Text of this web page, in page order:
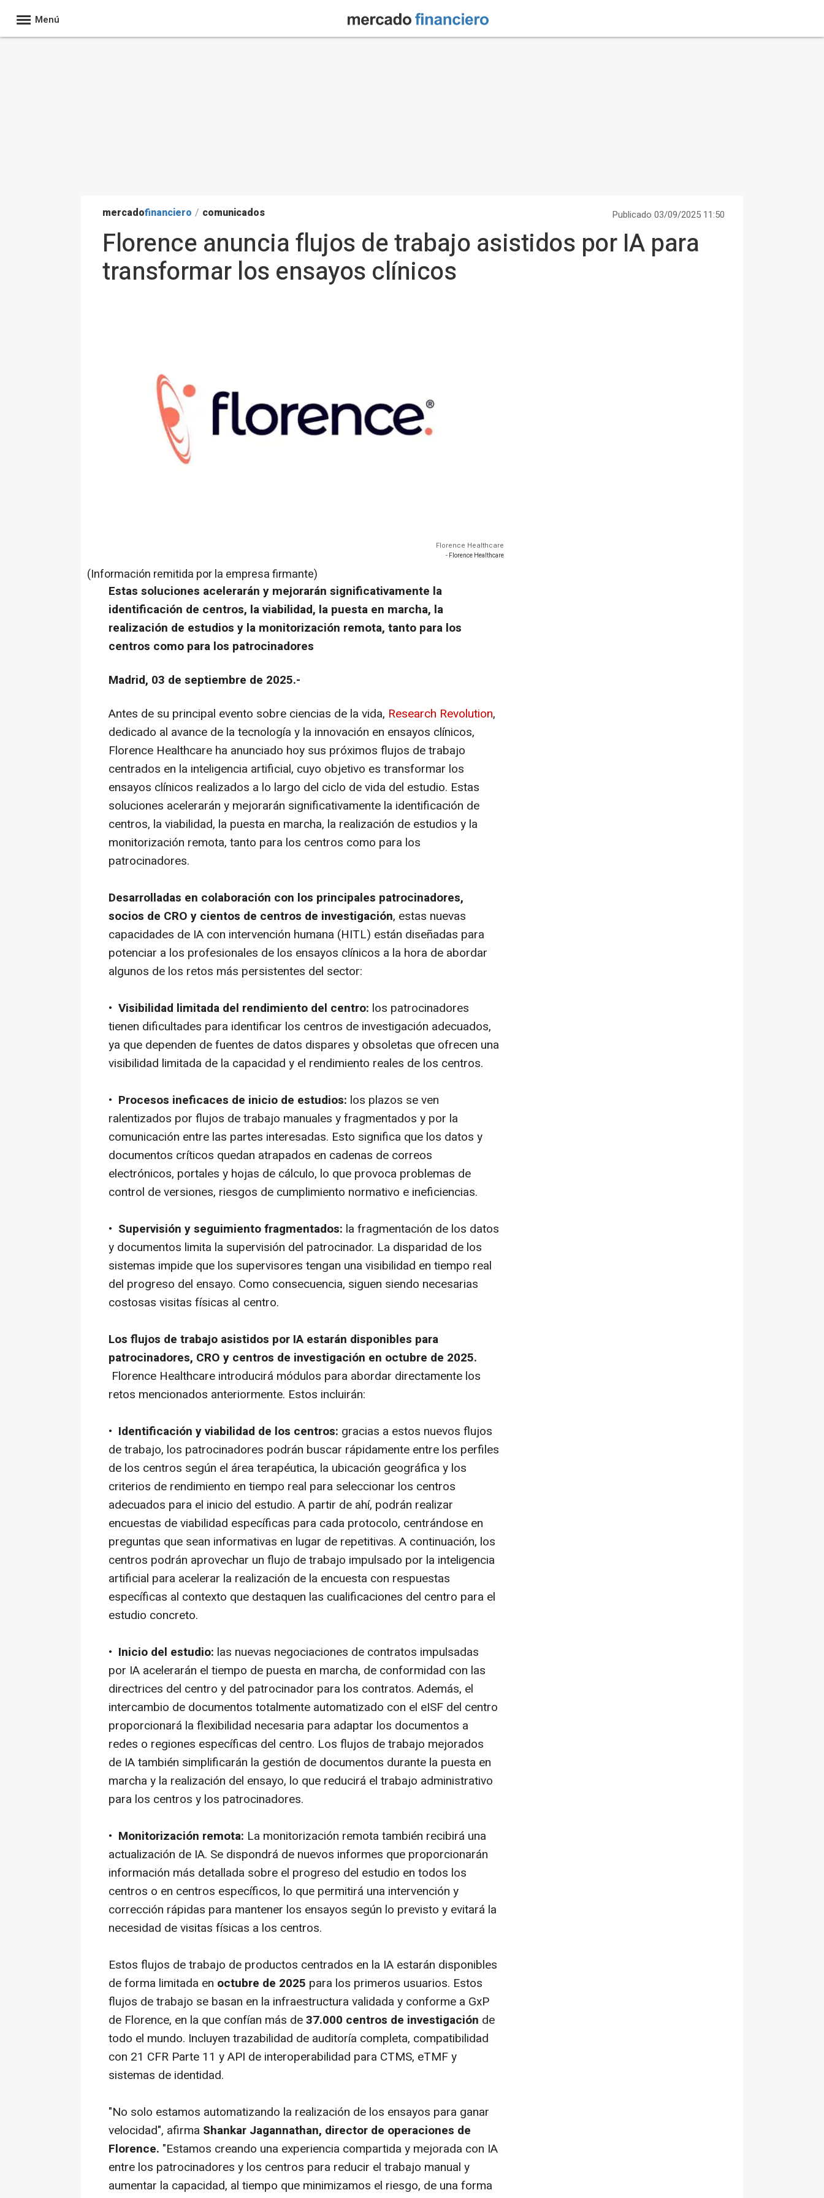
Menú
mercadofinanciero / comunicados Publicado 03/09/2025 11:50
Florence anuncia flujos de trabajo asistidos por IA para
transformar los ensayos clínicos
Florence Healthcare
- Florence Healthcare
(Información remitida por la empresa firmante)
Estas soluciones acelerarán y mejorarán significativamente la
identificación de centros, la viabilidad, la puesta en marcha, la
realización de estudios y la monitorización remota, tanto para los
centros como para los patrocinadores
Madrid, 03 de septiembre de 2025.-
Antes de su principal evento sobre ciencias de la vida, Research Revolution,
dedicado al avance de la tecnología y la innovación en ensayos clínicos,
Florence Healthcare ha anunciado hoy sus próximos flujos de trabajo
centrados en la inteligencia artificial, cuyo objetivo es transformar los
ensayos clínicos realizados a lo largo del ciclo de vida del estudio. Estas
soluciones acelerarán y mejorarán significativamente la identificación de
centros, la viabilidad, la puesta en marcha, la realización de estudios y la
monitorización remota, tanto para los centros como para los
patrocinadores.
Desarrolladas en colaboración con los principales patrocinadores,
socios de CRO y cientos de centros de investigación, estas nuevas
capacidades de IA con intervención humana (HITL) están diseñadas para
potenciar a los profesionales de los ensayos clínicos a la hora de abordar
algunos de los retos más persistentes del sector:
• Visibilidad limitada del rendimiento del centro: los patrocinadores
tienen dificultades para identificar los centros de investigación adecuados,
ya que dependen de fuentes de datos dispares y obsoletas que ofrecen una
visibilidad limitada de la capacidad y el rendimiento reales de los centros.
• Procesos ineficaces de inicio de estudios: los plazos se ven
ralentizados por flujos de trabajo manuales y fragmentados y por la
comunicación entre las partes interesadas. Esto significa que los datos y
documentos críticos quedan atrapados en cadenas de correos
electrónicos, portales y hojas de cálculo, lo que provoca problemas de
control de versiones, riesgos de cumplimiento normativo e ineficiencias.
• Supervisión y seguimiento fragmentados: la fragmentación de los datos
y documentos limita la supervisión del patrocinador. La disparidad de los
sistemas impide que los supervisores tengan una visibilidad en tiempo real
del progreso del ensayo. Como consecuencia, siguen siendo necesarias
costosas visitas físicas al centro.
Los flujos de trabajo asistidos por IA estarán disponibles para
patrocinadores, CRO y centros de investigación en octubre de 2025.
Florence Healthcare introducirá módulos para abordar directamente los
retos mencionados anteriormente. Estos incluirán:
• Identificación y viabilidad de los centros: gracias a estos nuevos flujos
de trabajo, los patrocinadores podrán buscar rápidamente entre los perfiles
de los centros según el área terapéutica, la ubicación geográfica y los
criterios de rendimiento en tiempo real para seleccionar los centros
adecuados para el inicio del estudio. A partir de ahí, podrán realizar
encuestas de viabilidad específicas para cada protocolo, centrándose en
preguntas que sean informativas en lugar de repetitivas. A continuación, los
centros podrán aprovechar un flujo de trabajo impulsado por la inteligencia
artificial para acelerar la realización de la encuesta con respuestas
específicas al contexto que destaquen las cualificaciones del centro para el
estudio concreto.
• Inicio del estudio: las nuevas negociaciones de contratos impulsadas
por IA acelerarán el tiempo de puesta en marcha, de conformidad con las
directrices del centro y del patrocinador para los contratos. Además, el
intercambio de documentos totalmente automatizado con el eISF del centro
proporcionará la flexibilidad necesaria para adaptar los documentos a
redes o regiones específicas del centro. Los flujos de trabajo mejorados
de IA también simplificarán la gestión de documentos durante la puesta en
marcha y la realización del ensayo, lo que reducirá el trabajo administrativo
para los centros y los patrocinadores.
• Monitorización remota: La monitorización remota también recibirá una
actualización de IA. Se dispondrá de nuevos informes que proporcionarán
información más detallada sobre el progreso del estudio en todos los
centros o en centros específicos, lo que permitirá una intervención y
corrección rápidas para mantener los ensayos según lo previsto y evitará la
necesidad de visitas físicas a los centros.
Estos flujos de trabajo de productos centrados en la IA estarán disponibles
de forma limitada en octubre de 2025 para los primeros usuarios. Estos
flujos de trabajo se basan en la infraestructura validada y conforme a GxP
de Florence, en la que confían más de37.000 centros de investigación de
todo el mundo. Incluyen trazabilidad de auditoría completa, compatibilidad
con 21 CFR Parte 11 y API de interoperabilidad para CTMS, eTMF y
sistemas de identidad.
"No solo estamos automatizando la realización de los ensayos para ganar
velocidad", afirma Shankar Jagannathan, director de operaciones de
Florence. "Estamos creando una experiencia compartida y mejorada con IA
entre los patrocinadores y los centros para reducir el trabajo manual y
aumentar la capacidad, al tiempo que minimizamos el riesgo, de una forma